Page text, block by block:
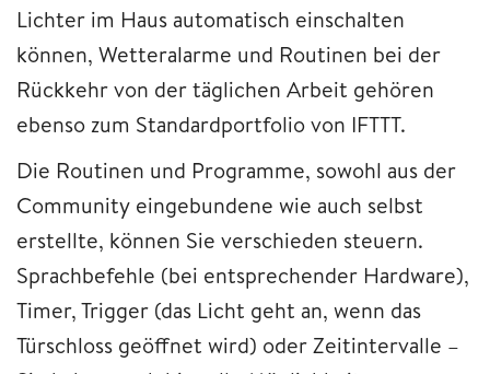
Lichter im Haus automatisch einschalten
können, Wetteralarme und Routinen bei der
Rückkehr von der täglichen Arbeit gehören
ebenso zum Standardportfolio von IFTTT.
Die Routinen und Programme, sowohl aus der
Community eingebundene wie auch selbst
erstellte, können Sie verschieden steuern.
Sprachbefehle (bei entsprechender Hardware),
Timer, Trigger (das Licht geht an, wenn das
Türschloss geöffnet wird) oder Zeitintervalle –